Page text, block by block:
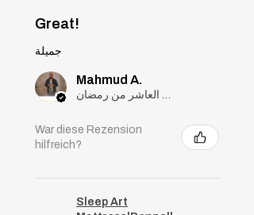
Great!
جميلة
Mahmud A.
War diese Rezension
hilfreich?
Sleep Art